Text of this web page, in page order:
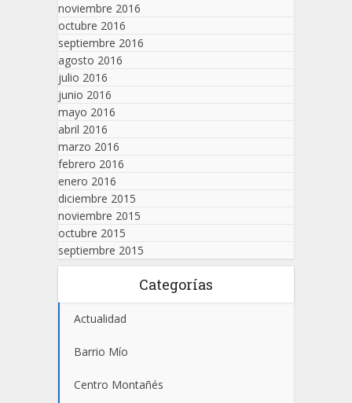
noviembre 2016
octubre 2016
septiembre 2016
agosto 2016
julio 2016
junio 2016
mayo 2016
abril 2016
marzo 2016
febrero 2016
enero 2016
diciembre 2015
noviembre 2015
octubre 2015
septiembre 2015
Categorías
Actualidad
Barrio Mío
Centro Montañés